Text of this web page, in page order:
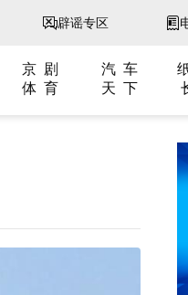
辟谣专区
京 剧 汽 车
体 育 天 下